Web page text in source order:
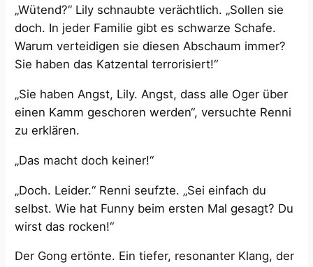
„Wütend?“ Lily schnaubte verächtlich. „Sollen sie
doch. In jeder Familie gibt es schwarze Schafe.
Warum verteidigen sie diesen Abschaum immer?
Sie haben das Katzental terrorisiert!“
„Sie haben Angst, Lily. Angst, dass alle Oger über
einen Kamm geschoren werden“, versuchte Renni
zu erklären.
„Das macht doch keiner!“
„Doch. Leider.“ Renni seufzte. „Sei einfach du
selbst. Wie hat Funny beim ersten Mal gesagt? Du
wirst das rocken!“
Der Gong ertönte. Ein tiefer, resonanter Klang, der